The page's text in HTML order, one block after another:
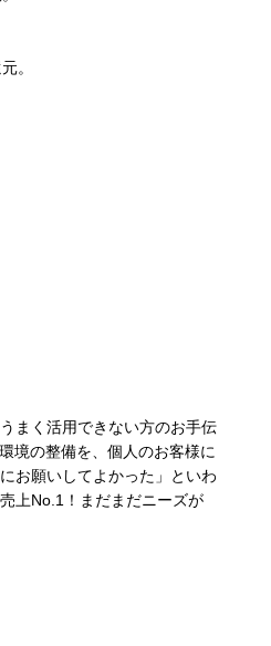
。
まく活用できない方のお手伝
境の整備を、個人のお客様に
お願いしてよかった」といわ
上No.1！まだまだニーズが